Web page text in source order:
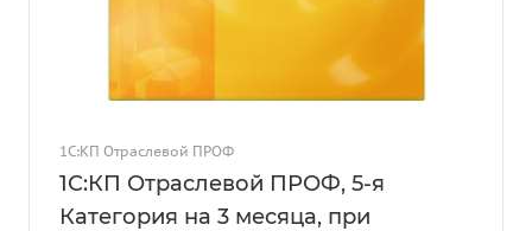
1С:КП Отраслевой ПРОФ
1С:КП Отраслевой ПРОФ, 5-я
Категория на 3 месяца, при